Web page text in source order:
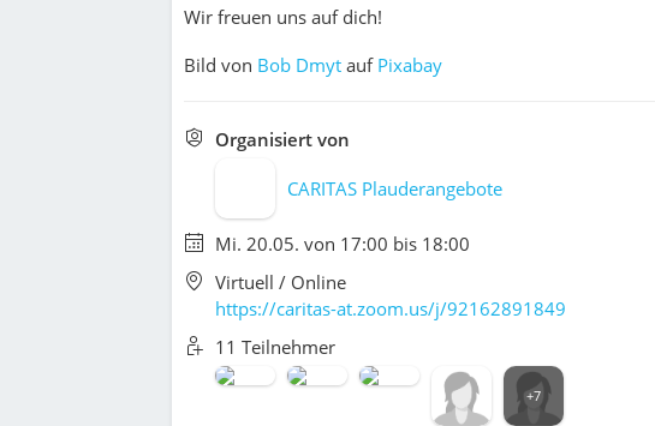
Wir freuen uns auf dich!
Bild von Bob Dmyt auf Pixabay
Organisiert von
CARITAS Plauderangebote
Mi. 20.05. von 17:00 bis 18:00
Virtuell / Online
https://caritas-at.zoom.us/j/92162891849
11 Teilnehmer
+7